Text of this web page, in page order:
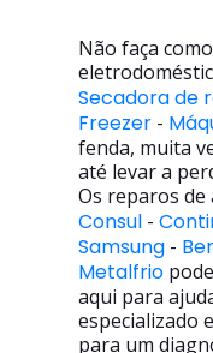
Não faça
Secadora de
Freezer -
fenda, muita
até levar a
Os reparos de
Consul -
Samsung -
Metalfrio
aqui para
especializado
para um